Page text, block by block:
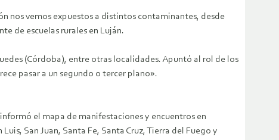
nos vemos expuestos a distintos contaminantes, desde
de escuelas rurales en Luján.
(Córdoba), entre otras localidades. Apuntó al rol de los
pasar a un segundo o tercer plano».
el mapa de manifestaciones y encuentros en
San Juan, Santa Fe, Santa Cruz, Tierra del Fuego y